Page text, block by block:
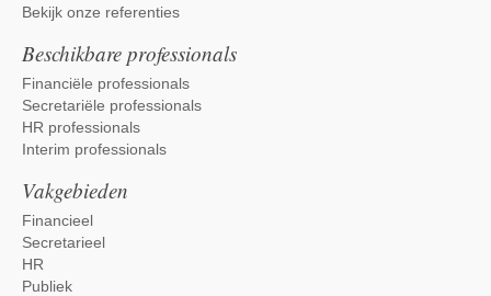
Bekijk onze referenties
Beschikbare professionals
Financiële professionals
Secretariële professionals
HR professionals
Interim professionals
Vakgebieden
Financieel
Secretarieel
HR
Publiek